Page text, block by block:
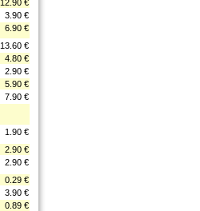
12.90 €
3.90 €
6.90 €
13.60 €
4.80 €
2.90 €
5.90 €
7.90 €
1.90 €
2.90 €
2.90 €
0.29 €
3.90 €
0.89 €